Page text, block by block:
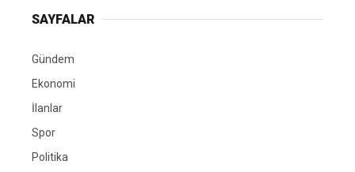
SAYFALAR
Gündem
Ekonomi
İlanlar
Spor
Politika